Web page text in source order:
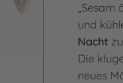
„Sesam
und
Nacht
Die
neues